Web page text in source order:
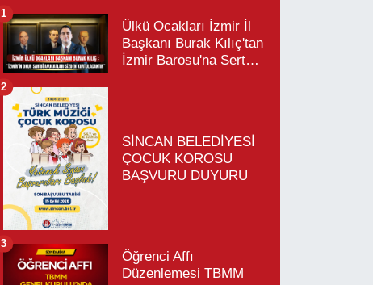
Ülkü Ocakları İzmir İl
Başkanı Burak Kılıç'tan
İzmir Barosu'na Sert
1
SİNCAN BELEDİYESİ
ÇOCUK KOROSU
BAŞVURU DUYURU
2
Öğrenci Affı
Düzenlemesi TBMM
3